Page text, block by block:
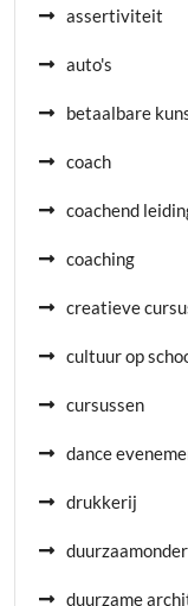
assertiviteit
auto's
betaalbare
coach
coachend
coaching
creatieve
cultuur op
cursussen
dance
drukkerij
duurzame